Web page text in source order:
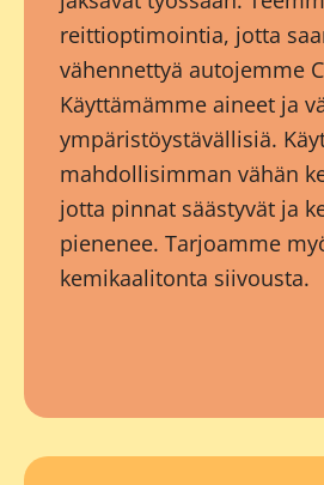
reittioptimointia, jotta
vähennettyä autojemme
Käyttämämme aineet ja
ympäristöystävällisiä.
mahdollisimman vähän
jotta pinnat säästyvät ja
pienenee. Tarjoamme
kemikaalitonta siivousta.